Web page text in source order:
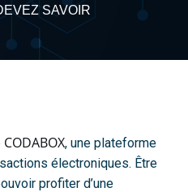
SAVOIR
CODABOX, une plateforme
électroniques. Être
profiter d’une